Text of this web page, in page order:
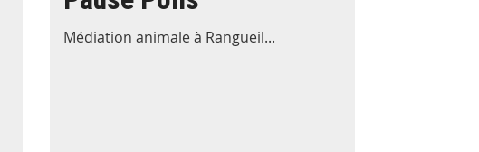
Médiation animale à Rangueil...